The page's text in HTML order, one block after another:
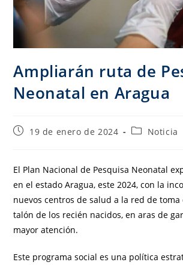
Ampliarán ruta de
Neonatal en Aragua
19 de enero de 2024 Noticia
El Plan Nacional de Pesquisa Neonatal
en el estado Aragua, este 2024, con la
nuevos centros de salud a la red de
talón de los recién nacidos, en aras de
mayor atención.
Este programa social es una política